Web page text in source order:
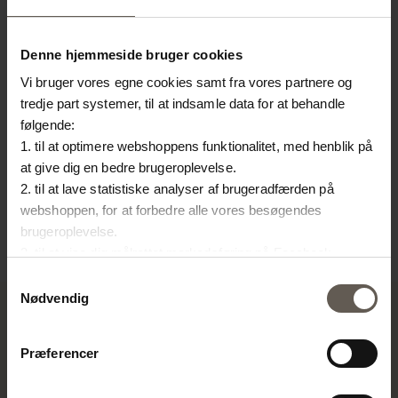
Denne hjemmeside bruger cookies
Vi bruger vores egne cookies samt fra vores partnere og
tredje part systemer, til at indsamle data for at behandle
følgende:
1. til at optimere webshoppens funktionalitet, med henblik på
at give dig en bedre brugeroplevelse.
2. til at lave statistiske analyser af brugeradfærden på
webshoppen, for at forbedre alle vores besøgendes
brugeroplevelse.
Hvis du vil vide mere om hvordan cookies bliver delt og
brugt er du velkommen til at trykke på "Detaljer". Du kan til
enhver tid ændre eller trække dit samtykke tilbage ved at
trykke på ikonet i bunden af venstre hjørne.
Nødvendig
Præferencer
PALMADRAWER-SIDE
KOMMODE | RATTAN | H
53 CM
3.500,00kr.
TABURET | TEAK | H 50
CM
999,00kr.